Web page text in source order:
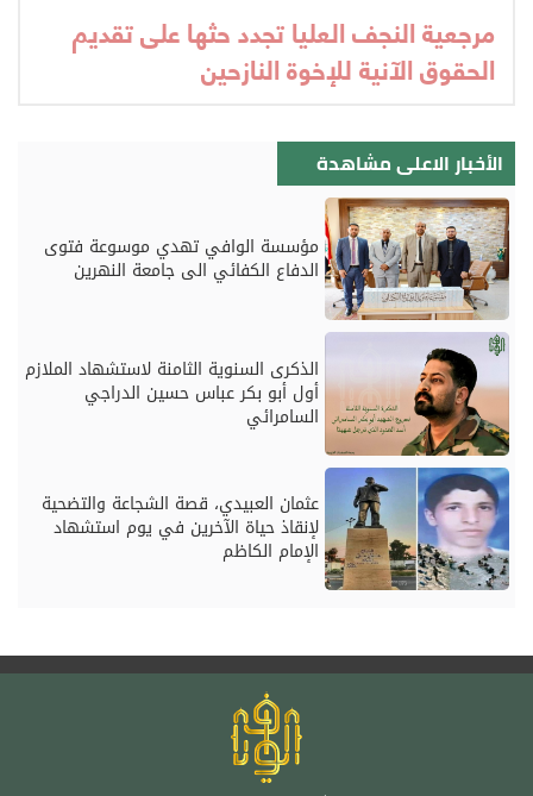
مرجعية النجف العليا تجدد حثها على تقديم
الحقوق الآنية للإخوة النازحين
الأخبار الاعلى مشاهدة
مؤسسة الوافي تهدي موسوعة فتوى
الدفاع الكفائي الى جامعة النهرين
الذكرى السنوية الثامنة لاستشهاد الملازم
أول أبو بكر عباس حسين الدراجي
السامرائي
عثمان العبيدي، قصة الشجاعة والتضحية
لإنقاذ حياة الآخرين في يوم استشهاد
الإمام الكاظم